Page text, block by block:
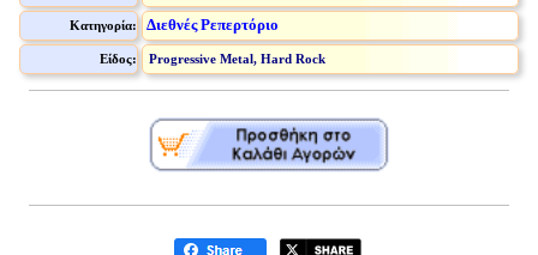
Κατηγορία: Διεθνές Ρεπερτόριο
Είδος: Progressive Metal, Hard Rock